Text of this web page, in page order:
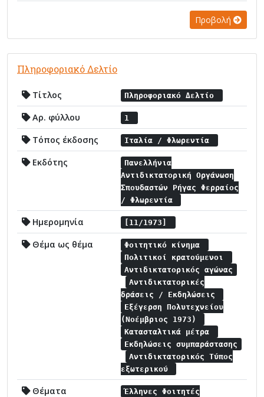
Προβολή
Πληροφοριακό Δελτίο
Τίτλος Πληροφοριακό Δελτίο
Αρ. φύλλου 1
Τόπος έκδοσης Ιταλία / Φλωρεντία
Εκδότης
Πανελλήνια
Αντιδικτατορική Οργάνωση
Σπουδαστών Ρήγας Φερραίος
/ Φλωρεντία
Ημερομηνία [11/1973]
Θέμα ως θέμα
Φοιτητικό κίνημα
Πολιτικοί κρατούμενοι
Αντιδικτατορικός αγώνας
Αντιδικτατορικές
δράσεις / Εκδηλώσεις
Εξέγερση Πολυτεχνείου
(Νοέμβριος 1973)
Κατασταλτικά μέτρα
Εκδηλώσεις συμπαράστασης
Αντιδικτατορικός Τύπος
εξωτερικού
Θέματα
Έλληνες Φοιτητές